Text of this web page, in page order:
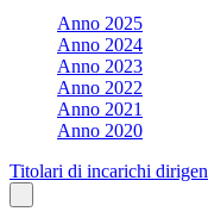
Anno 2025
Anno 2024
Anno 2023
Anno 2022
Anno 2021
Anno 2020
Titolari di incarichi